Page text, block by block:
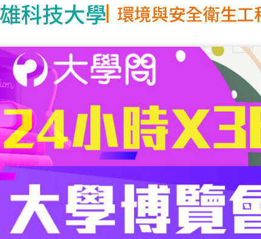
科技大學 環境與安全衛生工